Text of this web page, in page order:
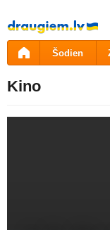
Pāriet
uz
saturu
Šodien
Kino